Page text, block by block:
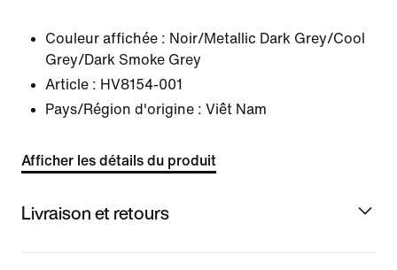
Couleur affichée : Noir/Metallic Dark Grey/Cool
Grey/Dark Smoke Grey
Article : HV8154-001
Pays/Région d'origine : Viêt Nam
Afficher les détails du produit
Livraison et retours